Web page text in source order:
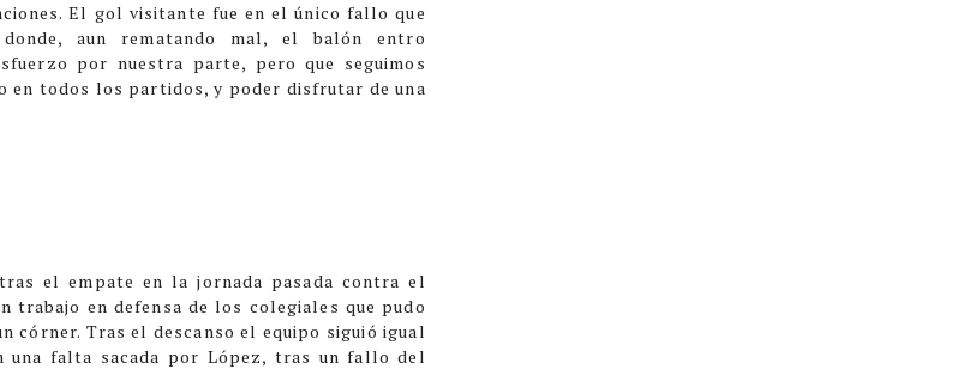
El gol visitante fue en el único fallo que
aun rematando mal, el balón entro
por nuestra parte, pero que seguimos
en todos los partidos, y poder disfrutar de una
el empate en la jornada pasada contra el
trabajo en defensa de los colegiales que pudo
córner. Tras el descanso el equipo siguió igual
una falta sacada por López, tras un fallo del